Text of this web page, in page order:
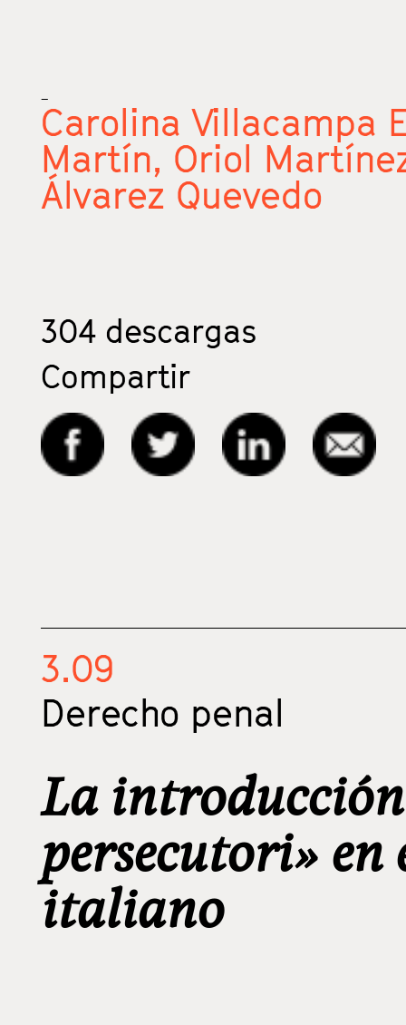
_
Carolina Villacampa
Martín, Oriol
Álvarez Quevedo
304 descargas
Compartir
3.09
Derecho penal
La
persecutori» en
italiano